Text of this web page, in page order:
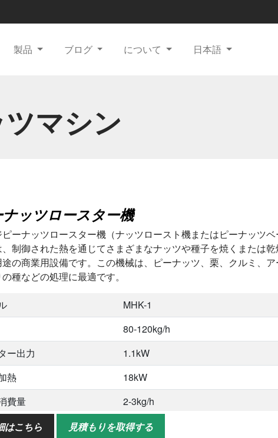
製品 ブログ について 日本語
マシン
ナッツロースター機
ピーナッツロースター機（ナッツロースト機またはピーナッツ
、制御された熱を通じてさまざまなナッツや種子を焼くまたは
の商業用設備です。この機械は、ピーナッツ、栗、クルミ、
種などの処理に最適です。
MHK-1
80-120kg/h
ー出力
1.1kW
熱
18kW
費量
2-3kg/h
3000×1200×1700mm
はこちら 見積もりを取得する